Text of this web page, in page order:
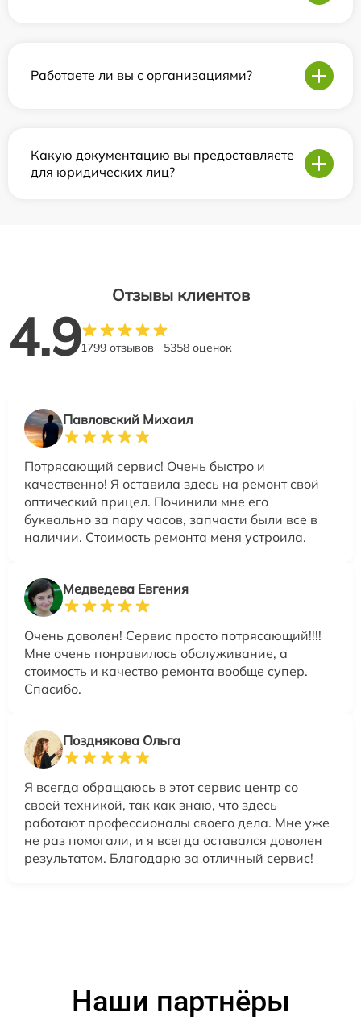
Работаете ли вы с организациями?
Какую документацию вы предоставляете
для юридических лиц?
Отзывы клиентов
4.91799 отзывов 5358 оценок
Павловский Михаил
Потрясающий сервис! Очень быстро и
качественно! Я оставила здесь на ремонт свой
оптический прицел. Починили мне его
буквально за пару часов, запчасти были все в
наличии. Стоимость ремонта меня устроила.
Медведева Евгения
Очень доволен! Сервис просто потрясающий!!!!
Мне очень понравилось обслуживание, а
стоимость и качество ремонта вообще супер.
Спасибо.
Позднякова Ольга
Я всегда обращаюсь в этот сервис центр со
своей техникой, так как знаю, что здесь
работают профессионалы своего дела. Мне уже
не раз помогали, и я всегда оставался доволен
результатом. Благодарю за отличный сервис!
Наши партнёры